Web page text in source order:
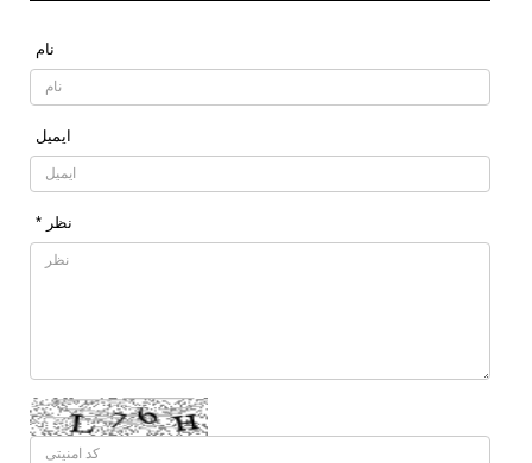
نام
ایمیل
* نظر